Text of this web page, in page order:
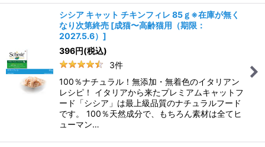
シシア キャット チキンフィレ 85ｇ※在庫が無く
なり次第終売 [成猫〜高齢猫用（期限：
2027.5.6） ]
396円(税込)
3件
100％ナチュラル！無添加・無着色のイタリアン
レシピ！ イタリアから来たプレミアムキャットフ
ード「シシア」は最上級品質のナチュラルフード
です。 100％天然成分で、もちろん素材は全てヒ
ューマン…